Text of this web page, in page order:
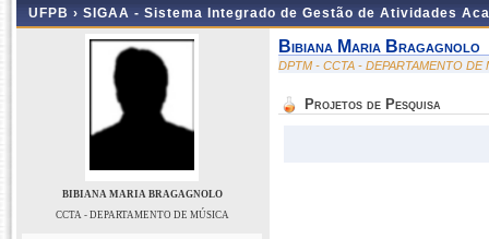
UFPB › SIGAA - Sistema Integrado de Gestão de Atividades
BIBIANA MARIA BRAGAGNOLO
CCTA - DEPARTAMENTO DE MÚSICA
Bibiana Maria Bragagnolo
DPTM - CCTA - DEPARTAMENTO DE
Projetos de Pesquisa